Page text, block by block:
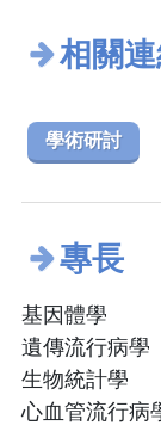
相關
學術研討
專長
基因體學
遺傳流行病學
生物統計學
心血管流行病